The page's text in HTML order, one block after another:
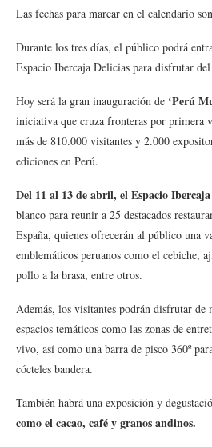
Las fechas para marcar en el calendario
Durante los tres días, el público podrá
Espacio Ibercaja Delicias para disfrutar
Hoy será la gran inauguración de ‘Perú
iniciativa que cruza fronteras por primera
más de 810.000 visitantes y 2.000
ediciones en Perú.
Del 11 al 13 de abril, el Espacio
blanco para reunir a 25 destacados
España, quienes ofrecerán al público una
emblemáticos peruanos como el cebiche,
pollo a la brasa, entre otros.
Además, los visitantes podrán disfrutar de
espacios temáticos como las zonas de
vivo, así como una barra de pisco 360º
cócteles bandera.
También habrá una exposición y
como el cacao, café y granos andinos.